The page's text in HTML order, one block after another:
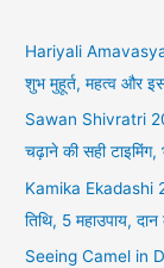
Hariyali Amavasya
शुभ मुहूर्त, महत्व और
Sawan Shivratri
चढ़ाने की सही
Kamika Ekadashi
तिथि, 5 महाउपाय,
Seeing Camel in